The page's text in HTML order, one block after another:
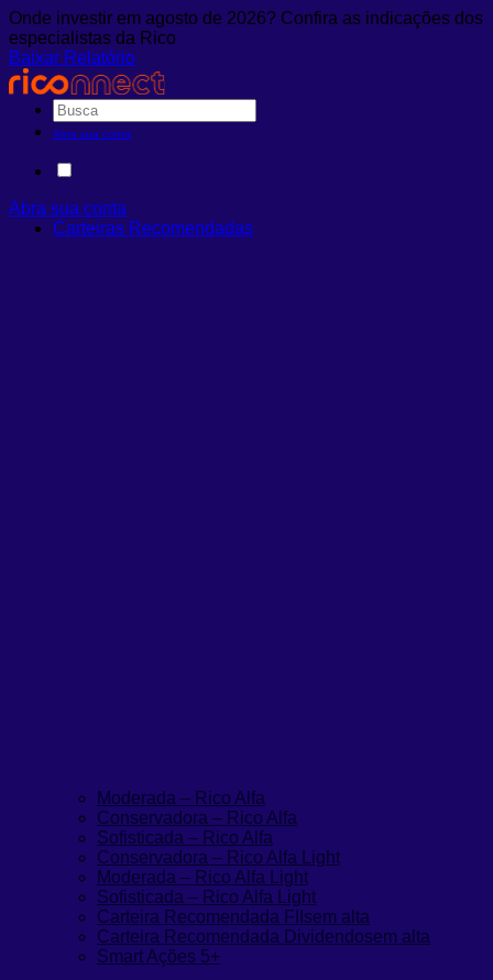
Onde investir em agosto de 2026? Confira as indicações dos
especialistas da Rico
Baixar Relatório
Abra sua conta
Abra sua conta
Carteiras Recomendadas
Moderada – Rico Alfa
Conservadora – Rico Alfa
Sofisticada – Rico Alfa
Conservadora – Rico Alfa Light
Moderada – Rico Alfa Light
Sofisticada – Rico Alfa Light
Carteira Recomendada FIIsem alta
Carteira Recomendada Dividendosem alta
Smart Ações 5+